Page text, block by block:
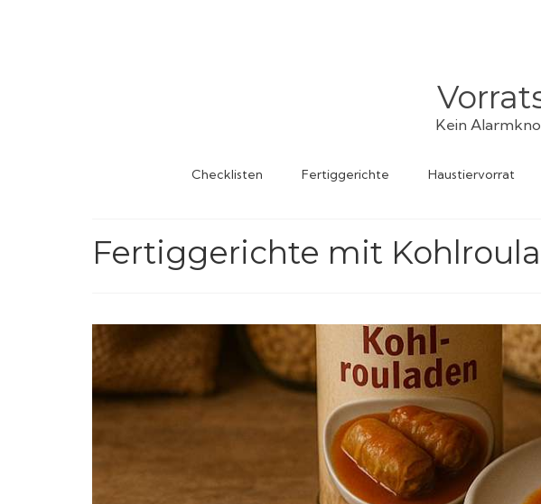
Kein
Checklisten Fertiggerichte Haustiervorrat
Fertiggerichte mit